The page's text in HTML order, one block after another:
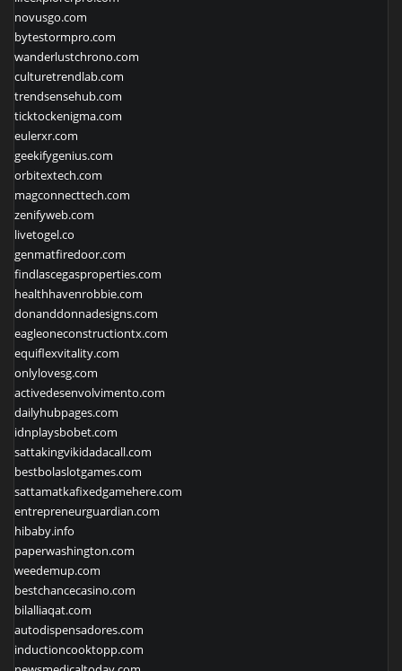
novusgo.com
bytestormpro.com
wanderlustchrono.com
culturetrendlab.com
trendsensehub.com
ticktockenigma.com
eulerxr.com
geekifygenius.com
orbitextech.com
magconnecttech.com
zenifyweb.com
livetogel.co
genmatfiredoor.com
findlascegasproperties.com
healthhavenrobbie.com
donanddonnadesigns.com
eagleoneconstructiontx.com
equiflexvitality.com
onlylovesg.com
activedesenvolvimento.com
dailyhubpages.com
idnplaysbobet.com
sattakingvikidadacall.com
bestbolaslotgames.com
sattamatkafixedgamehere.com
entrepreneurguardian.com
hibaby.info
paperwashington.com
weedemup.com
bestchancecasino.com
bilalliaqat.com
autodispensadores.com
inductioncooktopp.com